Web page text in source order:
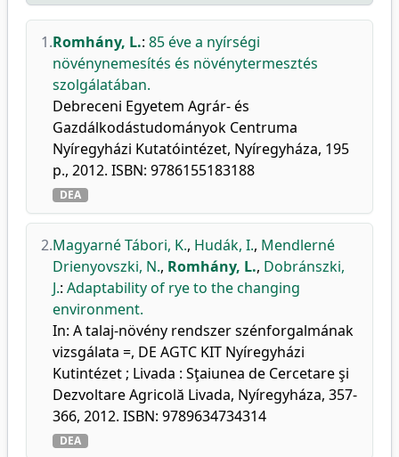
1.Romhány, L.: 85 éve a nyírségi
növénynemesítés és növénytermesztés
szolgálatában.
Debreceni Egyetem Agrár- és
Gazdálkodástudományok Centruma
Nyíregyházi Kutatóintézet, Nyíregyháza, 195
p., 2012. ISBN: 9786155183188
DEA
2.Magyarné Tábori, K., Hudák, I., Mendlerné
Drienyovszki, N., Romhány, L., Dobránszki,
J.: Adaptability of rye to the changing
environment.
In: A talaj-növény rendszer szénforgalmának
vizsgálata =, DE AGTC KIT Nyíregyházi
Kutintézet ; Livada : Sţaiunea de Cercetare şi
Dezvoltare Agricolă Livada, Nyíregyháza, 357-
366, 2012. ISBN: 9789634734314
DEA